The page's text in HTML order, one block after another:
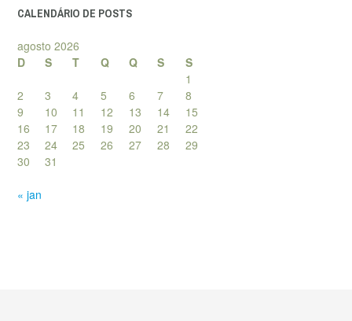
CALENDÁRIO DE POSTS
agosto 2026
D
S T Q Q S
S
1
2
3 4 5 6 7
8
9
10 11 12 13 14
15
16
17 18 19 20 21
22
23
24 25 26 27 28
29
30
31
« jan